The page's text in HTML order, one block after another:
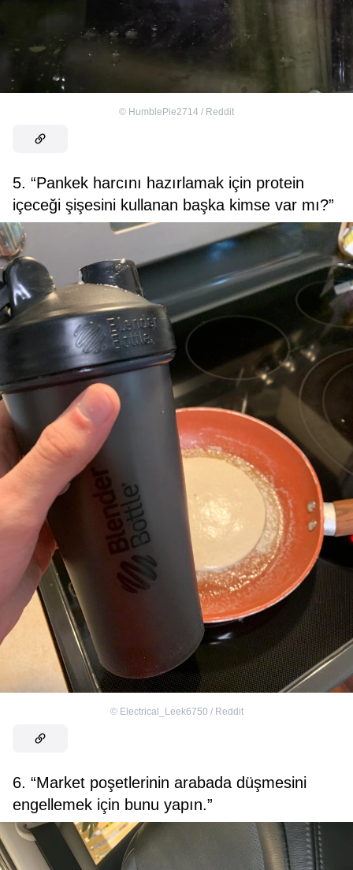
© HumblePie2714 / Reddit
5. “Pankek harcını hazırlamak için protein
içeceği şişesini kullanan başka kimse var mı?”
© Electrical_Leek6750 / Reddit
6. “Market poşetlerinin arabada düşmesini
engellemek için bunu yapın.”